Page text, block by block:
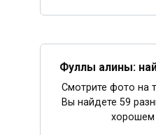
Фуллы алины:
Смотрите фото на
Вы найдете 59
хорошем